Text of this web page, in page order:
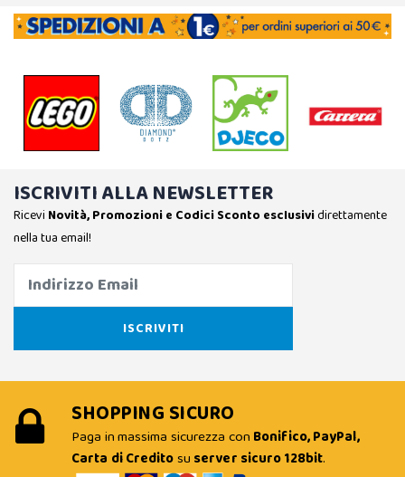
ISCRIVITI ALLA NEWSLETTER
Ricevi Novità, Promozioni e Codici Sconto esclusividirettamente
nella tua email!
SHOPPING SICURO
Paga in massima sicurezza con Bonifico, PayPal,
Carta di Creditosu server sicuro 128bit.